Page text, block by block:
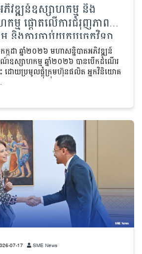
វឌ្ឍន៍ឧស្សាហកម្ម និង
ម ផ្តោតលើការជំរុញភាពជា
និងការចាប់យកបច្ចេកវិទ្យា
ក្កដា ឆ្នាំ២០២៦ មហាសន្និបាតអភិវឌ្ឍន៍
ឧស្សាហកម្ម ឆ្នាំ២០២៦ បានបើកដំណើរ
នេះ ដោយប្រមូលផ្តុំក្រុមហ៊ុនផលិត អ្នកវិនិយោគ
07-17 SME News